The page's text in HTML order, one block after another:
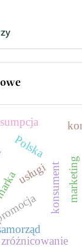
marketing
konsument
zróżnicowanie
usługi
Polska